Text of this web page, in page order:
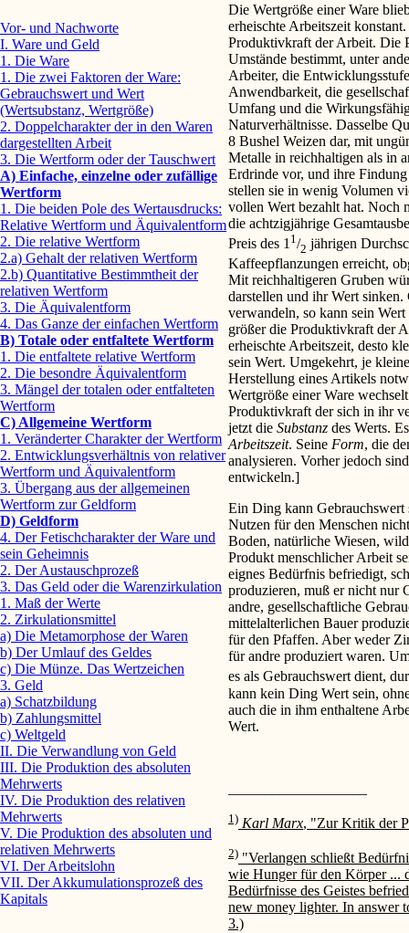
Die Wertgröße einer Ware
erheischte Arbeitszeit
Produktivkraft der Arbeit. Die
Umstände bestimmt, unter
Arbeiter, die
Anwendbarkeit, die
Umfang und die
Naturverhältnisse. Dasselbe
8 Bushel Weizen dar, mit
Metalle in reichhaltigen als in
Erdrinde vor, und ihre
stellen sie in wenig Volumen
vollen Wert bezahlt hat. Noch
die achtzigjährige
Preis des 1 1 /2 jährigen
Kaffeepflanzungen erreicht,
Mit reichhaltigeren Gruben
darstellen und ihr Wert
verwandeln, so kann sein
größer die Produktivkraft der
erheischte Arbeitszeit, desto
sein Wert. Umgekehrt, je
Herstellung eines Artikels
Wertgröße einer Ware
Produktivkraft der sich in ihr
jetzt die Substanz des Werts.
Arbeitszeit. Seine Form, die
analysieren. Vorher jedoch
entwickeln.]
Ein Ding kann Gebrauchswert
Nutzen für den Menschen
Boden, natürliche Wiesen,
Produkt menschlicher Arbeit
eignes Bedürfnis befriedigt,
produzieren, muß er nicht nur
andre, gesellschaftliche
mittelalterlichen Bauer
für den Pfaffen. Aber weder
für andre produziert waren.
es als Gebrauchswert dient,
kann kein Ding Wert sein,
auch die in ihm enthaltene
Wert.
1) Karl Marx, "Zur Kritik der
2) "Verlangen schließt
wie Hunger für den Körper ...
Bedürfnisse des Geistes
new money lighter. In answer
3.)
Vor- und Nachworte
I. Ware und Geld
1. Die Ware
1. Die zwei Faktoren der Ware:
Gebrauchswert und Wert
(Wertsubstanz, Wertgröße)
2. Doppelcharakter der in den Waren
dargestellten Arbeit
3. Die Wertform oder der Tauschwert
A) Einfache, einzelne oder zufällige
Wertform
1. Die beiden Pole des Wertausdrucks:
Relative Wertform und Äquivalentform
2. Die relative Wertform
2.a) Gehalt der relativen Wertform
2.b) Quantitative Bestimmtheit der
relativen Wertform
3. Die Äquivalentform
4. Das Ganze der einfachen Wertform
B) Totale oder entfaltete Wertform
1. Die entfaltete relative Wertform
2. Die besondre Äquivalentform
3. Mängel der totalen oder entfalteten
Wertform
C) Allgemeine Wertform
1. Veränderter Charakter der Wertform
2. Entwicklungsverhältnis von relativer
Wertform und Äquivalentform
3. Übergang aus der allgemeinen
Wertform zur Geldform
D) Geldform
4. Der Fetischcharakter der Ware und
sein Geheimnis
2. Der Austauschprozeß
3. Das Geld oder die Warenzirkulation
1. Maß der Werte
2. Zirkulationsmittel
a) Die Metamorphose der Waren
b) Der Umlauf des Geldes
c) Die Münze. Das Wertzeichen
3. Geld
a) Schatzbildung
b) Zahlungsmittel
c) Weltgeld
II. Die Verwandlung von Geld
III. Die Produktion des absoluten
Mehrwerts
IV. Die Produktion des relativen
Mehrwerts
V. Die Produktion des absoluten und
relativen Mehrwerts
VI. Der Arbeitslohn
VII. Der Akkumulationsprozeß des
Kapitals